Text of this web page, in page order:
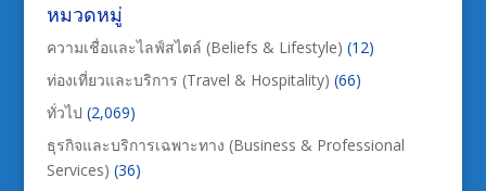
หมวดหมู่
ความเชื่อและไลฟ์สไตล์ (Beliefs & Lifestyle) (12)
ท่องเที่ยวและบริการ (Travel & Hospitality) (66)
ทั่วไป (2,069)
ธุรกิจและบริการเฉพาะทาง (Business & Professional
Services) (36)